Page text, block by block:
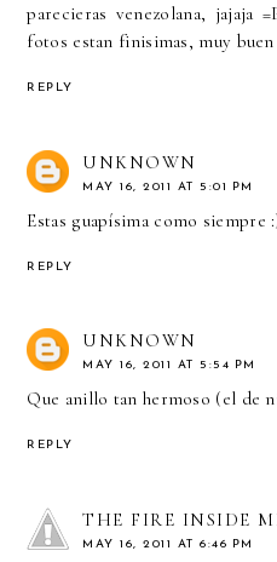
parecieras venezolana, jajaja
fotos estan finisimas, muy
REPLY
UNKNOWN
MAY 16, 2011 AT 5:01 PM
Estas guapísima como siempre
REPLY
UNKNOWN
MAY 16, 2011 AT 5:54 PM
Que anillo tan hermoso (el de
REPLY
THE FIRE INSIDE
MAY 16, 2011 AT 6:46 PM